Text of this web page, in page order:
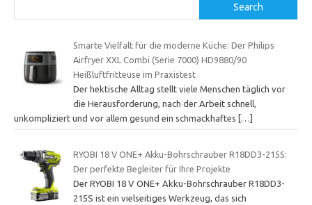
Search
Smarte Vielfalt für die moderne Küche: Der Philips
Airfryer XXL Combi (Serie 7000) HD9880/90
Heißluftfritteuse im Praxistest
Der hektische Alltag stellt viele Menschen täglich vor
die Herausforderung, nach der Arbeit schnell,
unkompliziert und vor allem gesund ein schmackhaftes
[…]
RYOBI 18 V ONE+ Akku-Bohrschrauber R18DD3-215S:
Der perfekte Begleiter für Ihre Projekte
Der RYOBI 18 V ONE+ Akku-Bohrschrauber R18DD3-
215S ist ein vielseitiges Werkzeug, das sich